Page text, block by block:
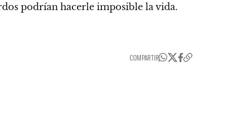
podrían hacerle imposible la vida.
COMPARTIR